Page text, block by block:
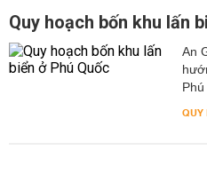
Quy hoạch bốn khu lấn
An